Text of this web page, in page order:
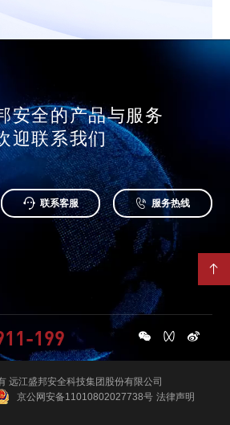

安全的产品与服务
迎联系我们
 联系客服  服务热线
199
远江盛邦安全科技集团股份有限公司
京公网安备11010802027738号 法律声明